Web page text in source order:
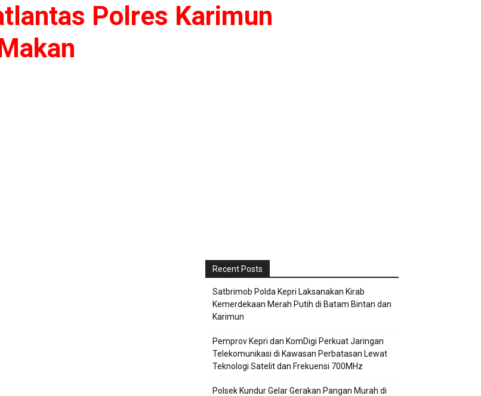
NewsPolres Karimun
Recent Posts
Satbrimob Polda Kepri Laksanakan Kirab
Kemerdekaan Merah Putih di Batam Bintan dan
Karimun
Pemprov Kepri dan KomDigi Perkuat Jaringan
Telekomunikasi di Kawasan Perbatasan Lewat
Teknologi Satelit dan Frekuensi 700MHz
Polsek Kundur Gelar Gerakan Pangan Murah di